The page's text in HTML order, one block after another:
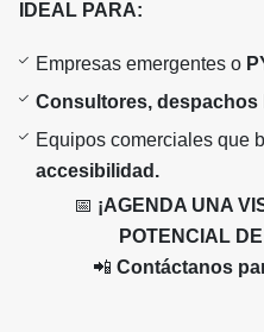
IDEAL PARA:
Empresas emergentes o
Consultores, despachos
Equipos comerciales que
accesibilidad.
📅 ¡AGENDA UNA
POTENCIAL
📲 Contáctanos